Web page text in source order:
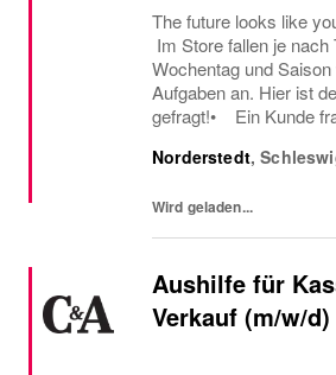
The future looks like
Im Store fallen je nach
Wochentag und
Aufgaben an. Hier ist
gefragt!• Ein Kunde
Größe verfügbar ist
Norderstedt,
Wird geladen...
Aushilfe für
Verkauf (m/w/